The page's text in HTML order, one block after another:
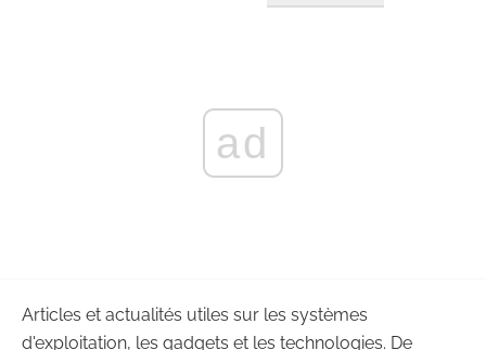
ad
Articles et actualités utiles sur les systèmes
d'exploitation, les gadgets et les technologies. De